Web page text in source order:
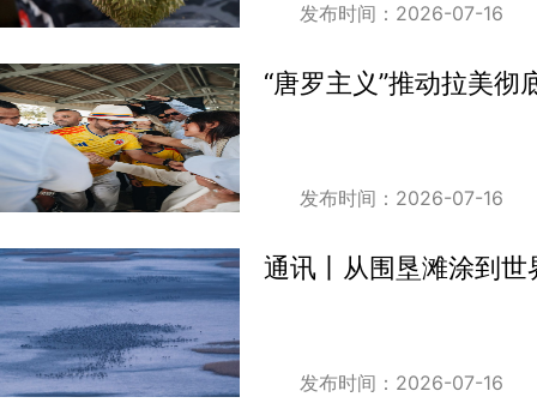
发布时间：2026-07-16
“唐罗主义”推动拉美彻
发布时间：2026-07-16
通讯丨从围垦滩涂到
发布时间：2026-07-16